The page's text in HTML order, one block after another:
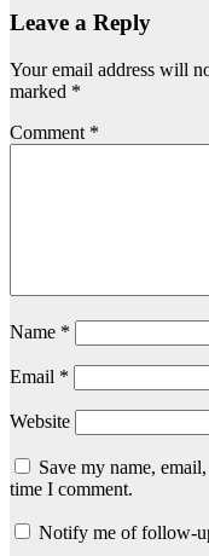
Leave a Reply
Your email address will
marked *
Comment *
Name *
Email *
Website
Save my name,
time I comment.
Notify me of follow-